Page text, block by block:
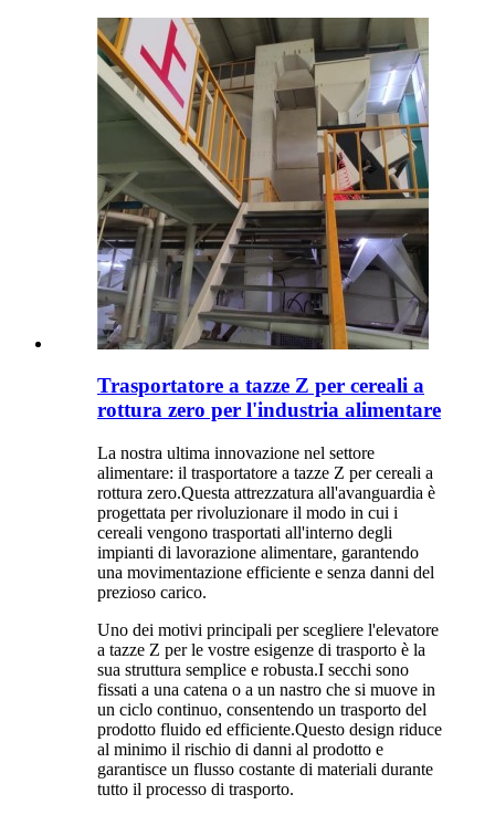
Trasportatore a tazze Z per cereali a
rottura zero per l'industria alimentare
La nostra ultima innovazione nel settore
alimentare: il trasportatore a tazze Z per cereali a
rottura zero.Questa attrezzatura all'avanguardia è
progettata per rivoluzionare il modo in cui i
cereali vengono trasportati all'interno degli
impianti di lavorazione alimentare, garantendo
una movimentazione efficiente e senza danni del
prezioso carico.
Uno dei motivi principali per scegliere l'elevatore
a tazze Z per le vostre esigenze di trasporto è la
sua struttura semplice e robusta.I secchi sono
fissati a una catena o a un nastro che si muove in
un ciclo continuo, consentendo un trasporto del
prodotto fluido ed efficiente.Questo design riduce
al minimo il rischio di danni al prodotto e
garantisce un flusso costante di materiali durante
tutto il processo di trasporto.